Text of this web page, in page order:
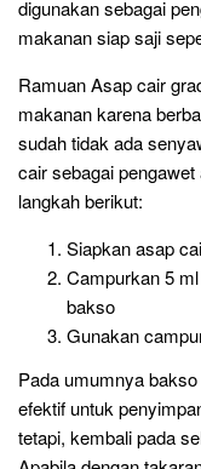
digunakan sebagai
makanan siap saji
Ramuan Asap cair
makanan karena
sudah tidak ada
cair sebagai
langkah berikut:
Siapkan asap
Campurkan 5
bakso
Gunakan
Pada umumnya
efektif untuk
tetapi, kembali pada